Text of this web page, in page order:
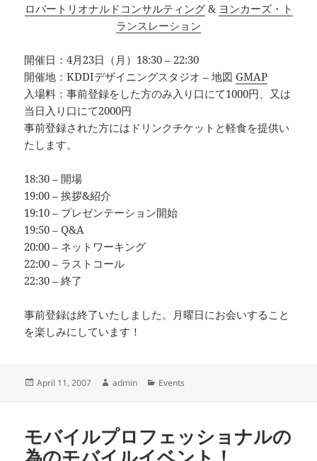
ロバートリオナルドコンサルティング& ヨンカーズ・ト
ランスレーション
開催日：4月23日（月）18:30 – 22:30
開催地：KDDIデザイニングスタジオ – 地図GMAP
入場料：事前登録をした方のみ入り口にて1000円、又は
当日入り口にて2000円
事前登録された方にはドリンクチケットと軽食を提供い
たします。
18:30 – 開場
19:00 – 挨拶&紹介
19:10 – プレゼンテーション開始
19:50 – Q&A
20:00 – ネットワーキング
22:00 – ラストコール
22:30 – 終了
事前登録は終了いたしました。月曜日にお会いすること
を楽しみにしています！
Posted
April 11, 2007 Author
admin Categories
Events
モバイルプロフェッショナルの